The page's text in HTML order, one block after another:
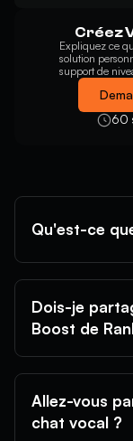
Créez
Expliquez ce
solution
support de
60
Qu'est-ce
Dois-je
Boost de
Allez-vous
chat vocal ?